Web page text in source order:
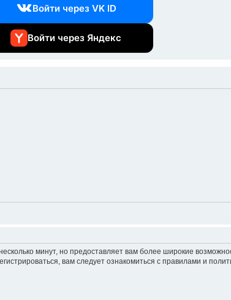
Войти через VK ID
Войти через Яндекс
минут, но предоставляет вам более широкие
вам следует ознакомиться с правилами и